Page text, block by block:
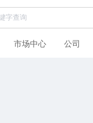
市场中心 公司